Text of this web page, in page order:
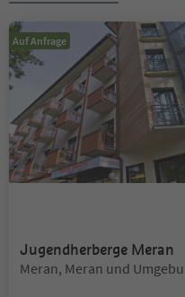
Auf Anfrage
Jugendherberge Meran
Standort:
Meran, Meran und